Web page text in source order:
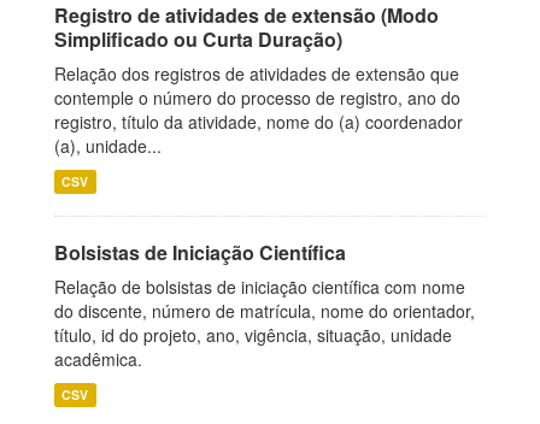
Registro de atividades de extensão (Modo
Simplificado ou Curta Duração)
Relação dos registros de atividades de extensão que
contemple o número do processo de registro, ano do
registro, título da atividade, nome do (a) coordenador
(a), unidade...
CSV
Bolsistas de Iniciação Científica
Relação de bolsistas de iniciação científica com nome
do discente, número de matrícula, nome do orientador,
título, id do projeto, ano, vigência, situação, unidade
acadêmica.
CSV